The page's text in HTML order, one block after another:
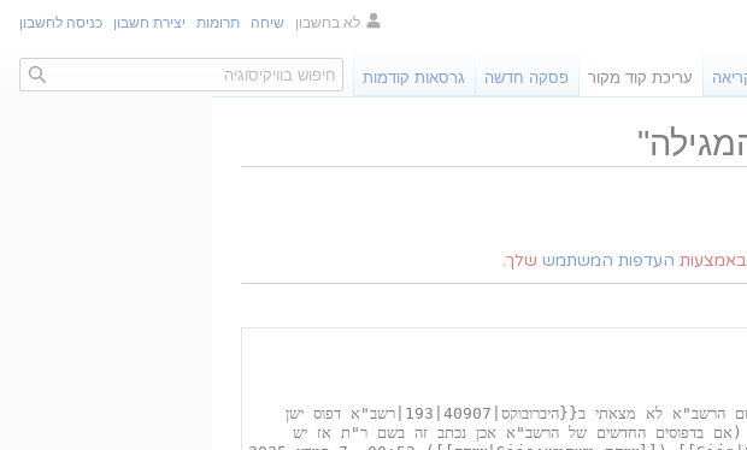
העדפות המשתמש שלך.
לא בחשבון שיחה תרומות יצירת חשבון כניסה לחשבון
עריכת קוד מקור פסקה חדשה גרסאות קודמות חיפוש